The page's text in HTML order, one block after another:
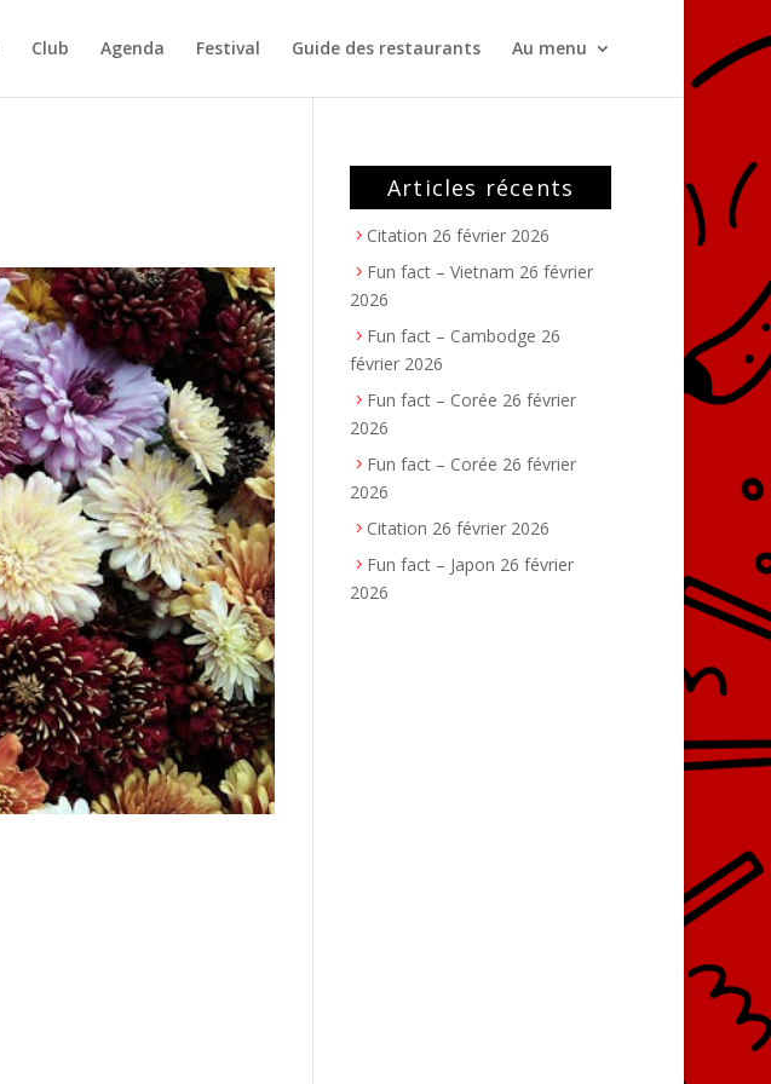
Club Agenda Festival Guide des restaurants Au menu
Articles récents
Citation 26 février 2026
Fun fact – Vietnam 26 février
2026
Fun fact – Cambodge 26
février 2026
Fun fact – Corée 26 février
2026
Fun fact – Corée 26 février
2026
Citation 26 février 2026
Fun fact – Japon 26 février
2026